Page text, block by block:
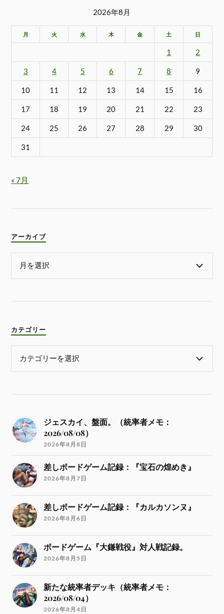
2026年8月
月 火 水 木 金 土 日
1 2
3 4 5 6 7 8 9
10 11 12 13 14 15 16
17 18 19 20 21 22 23
24 25 26 27 28 29 30
31
« 7月
アーカイブ
カテゴリー
ジェスカイ、盤面。（統率者メモ：
2026/08/08）
2026年8月8日
差しボードゲーム記録：『宝石の煌めき』
2026年8月7日
差しボードゲーム記録：『カルカソンヌ』
2026年8月6日
ボードゲーム『大鎌戦役』対人戦記録。
2026年8月5日
新たな統率者デッキ（統率者メモ：
2026/08/04）
2026年8月4日